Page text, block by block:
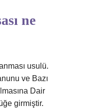
ne
usulü.
ve Bazı
Dair
girmiştir.